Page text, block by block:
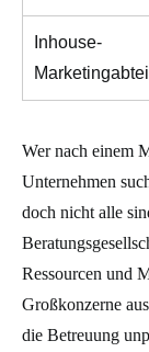
Inhouse-
Wer nach einem
Unternehmen
doch nicht alle
Ressourcen und
Großkonzerne
die Betreuung